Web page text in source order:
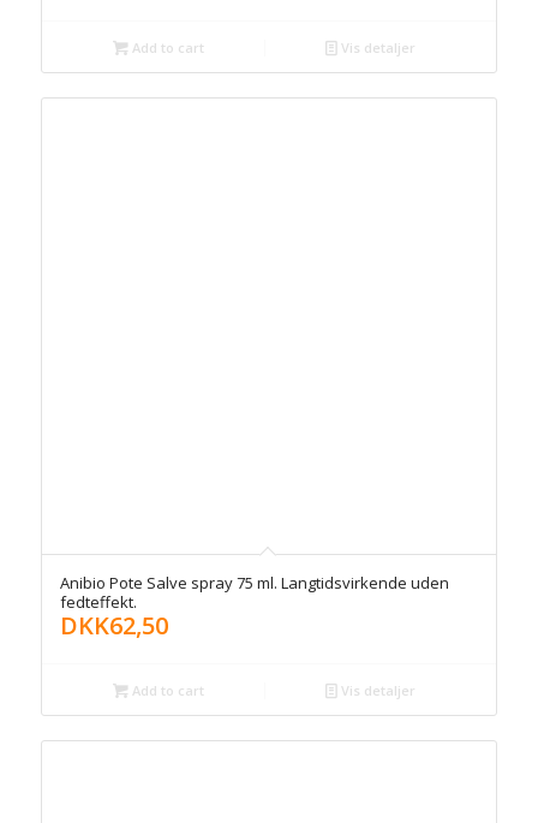
Add to cart Vis detaljer
Anibio Pote Salve spray 75 ml. Langtidsvirkende uden
fedteffekt.
DKK62,50
Add to cart Vis detaljer